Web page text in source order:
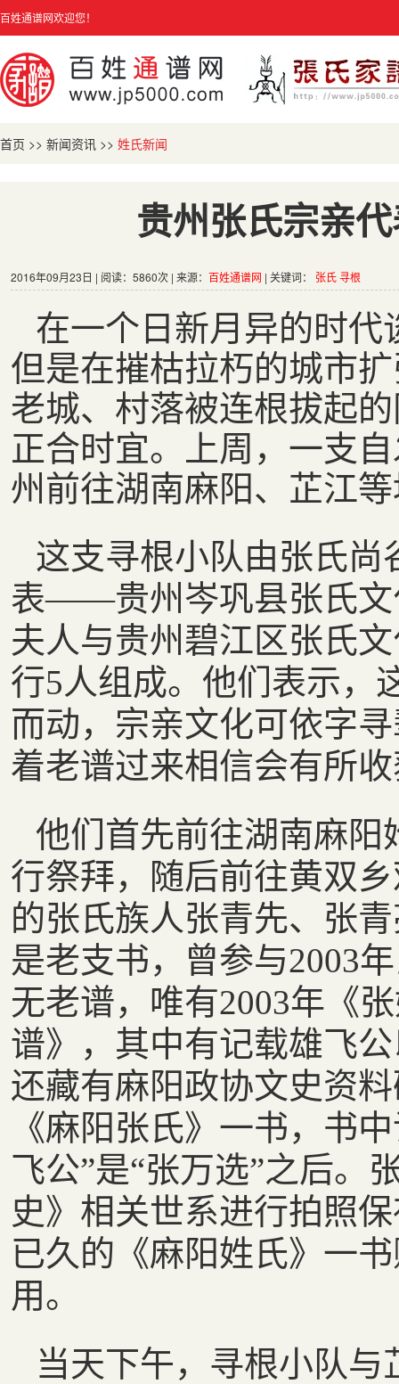
百姓通谱网欢迎您！
首页 >> 新闻资讯 >> 姓氏新闻
贵州张氏宗亲
2016年09月23日 | 阅读：5860次 | 来源： 百姓通谱网 | 关键词： 张氏寻根
在一个日新月异的时代
但是在摧枯拉朽的城市
老城、村落被连根拔起
正合时宜。上周，一支
州前往湖南麻阳、芷江
这支寻根小队由张氏
表——贵州岑巩县张氏文
夫人与贵州碧江区张氏
行5人组成。他们表示，
而动，宗亲文化可依字
着老谱过来相信会有所
他们首先前往湖南麻阳
行祭拜，随后前往黄双
的张氏族人张青先、张
是老支书，曾参与2003
无老谱，唯有2003年《
谱》，其中有记载雄飞
还藏有麻阳政协文史资
《麻阳张氏》一书，书
飞公”是“张万选”之后。
史》相关世系进行拍照
已久的《麻阳姓氏》一
用。
当天下午，寻根小队